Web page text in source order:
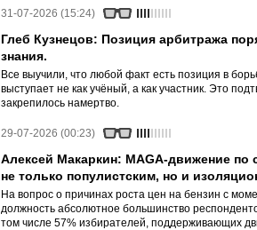
31-07-2026 (15:24)
Глеб Кузнецов: Позиция арбитража
знания.
Все выучили, что любой факт есть позиция в
выступает не как учёный, а как участник. Это
закрепилось намертво.
29-07-2026 (00:23)
Алексей Макаркин: MAGA-движение по
не только популистским, но и
На вопрос о причинах роста цен на бензин с
должность абсолютное большинство
том числе 57% избирателей, поддерживающих